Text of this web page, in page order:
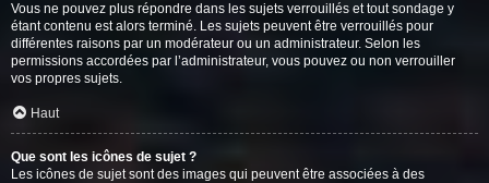
Vous ne pouvez plus répondre dans les sujets verrouillés et tout sondage y
étant contenu est alors terminé. Les sujets peuvent être verrouillés pour
différentes raisons par un modérateur ou un administrateur. Selon les
permissions accordées par l’administrateur, vous pouvez ou non verrouiller
vos propres sujets.
Haut
Que sont les icônes de sujet ?
Les icônes de sujet sont des images qui peuvent être associées à des